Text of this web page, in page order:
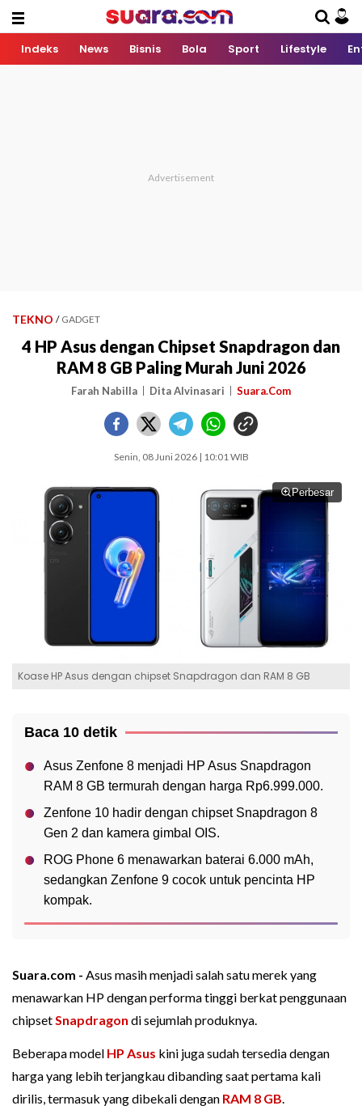
Indeks News Bisnis Bola Sport Lifestyle
TEKNO / GADGET
4 HP Asus dengan Chipset Snapdragon dan
RAM 8 GB Paling Murah Juni 2026
Farah Nabilla Dita Alvinasari Suara.Com
Senin, 08 Juni 2026 | 10:01 WIB
Perbesar
Koase HP Asus dengan chipset Snapdragon dan RAM 8 GB
Baca 10 detik
Asus Zenfone 8 menjadi HP Asus Snapdragon
RAM 8 GB termurah dengan harga Rp6.999.000.
Zenfone 10 hadir dengan chipset Snapdragon 8
Gen 2 dan kamera gimbal OIS.
ROG Phone 6 menawarkan baterai 6.000 mAh,
sedangkan Zenfone 9 cocok untuk pencinta HP
kompak.
Suara.com - Asus masih menjadi salah satu merek yang
menawarkan HP dengan performa tinggi berkat penggunaan
chipsetSnapdragon di sejumlah produknya.
Beberapa model HP Asus kini juga sudah tersedia dengan
harga yang lebih terjangkau dibanding saat pertama kali
dirilis, termasuk yang dibekali dengan RAM 8 GB.